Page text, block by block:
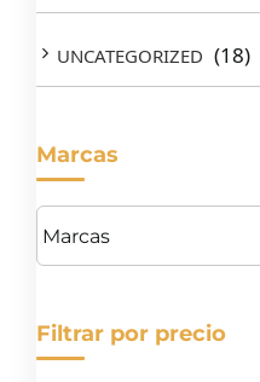
UNCATEGORIZED (18)
Marcas
Filtrar por precio